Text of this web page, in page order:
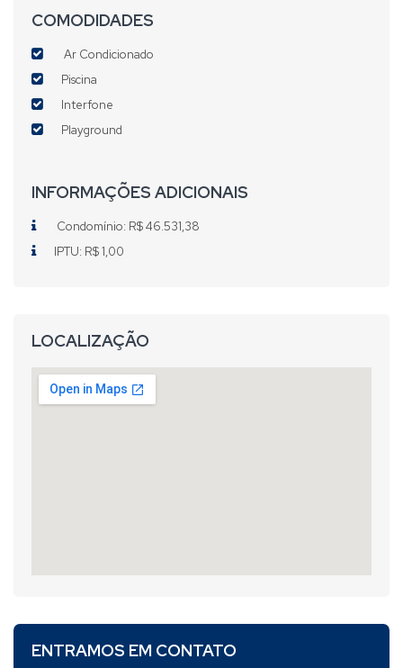
COMODIDADES
Ar Condicionado
Piscina
Interfone
Playground
INFORMAÇÕES ADICIONAIS
Condomínio: R$ 46.531,38
IPTU: R$ 1,00
LOCALIZAÇÃO
ENTRAMOS EM CONTATO